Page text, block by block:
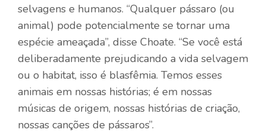
selvagens e humanos. “Qualquer pássaro (ou
animal) pode potencialmente se tornar uma
espécie ameaçada”, disse Choate. “Se você está
deliberadamente prejudicando a vida selvagem
ou o habitat, isso é blasfêmia. Temos esses
animais em nossas histórias; é em nossas
músicas de origem, nossas histórias de criação,
nossas canções de pássaros”.